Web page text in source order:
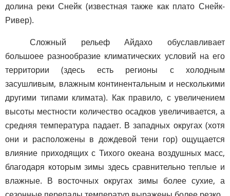
долина реки Снейк (известная также как плато Снейк-
Ривер).
Сложный рельеф Айдахо обуславливает
большоее разнообразие климатических условий на его
территории (здесь есть регионы с холодным
засушливым, влажным континентальным и несколькими
другими типами климата). Как правило, с увеличением
высоты местности количество осадков увеличивается, а
средняя температура падает. В западных округах (хотя
они и расположены в дождевой тени гор) ощущается
влияние приходящих с Тихого океана воздушных масс,
благодаря которым зимы здесь сравнительно теплые и
влажные. В восточных округах зимы более сухие, а